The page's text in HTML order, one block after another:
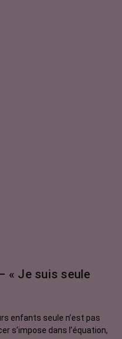
« Je suis seule
enfants seule n’est pas
s’impose dans l’équation,